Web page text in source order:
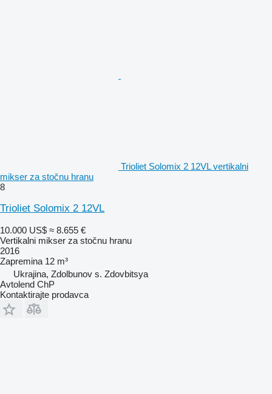
Trioliet Solomix 2 12VL vertikalni
mikser za stočnu hranu
8
Trioliet Solomix 2 12VL
10.000 US$ ≈ 8.655 €
Vertikalni mikser za stočnu hranu
2016
Zapremina 12 m³
Ukrajina, Zdolbunov s. Zdovbitsya
Avtolend ChP
Kontaktirajte prodavca